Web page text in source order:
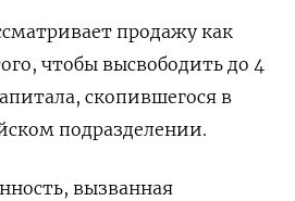
продажу как
чтобы высвободить до 4
скопившегося в
подразделении.
вызванная